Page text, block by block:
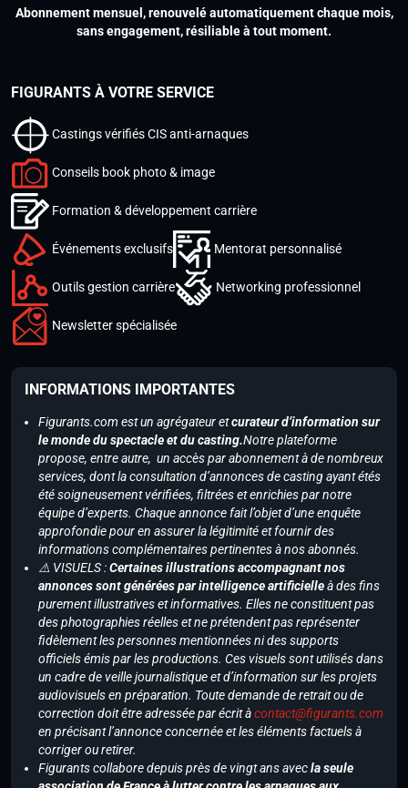
Abonnement mensuel, renouvelé automatiquement chaque mois,
sans engagement, résiliable à tout moment.
FIGURANTS À VOTRE SERVICE
Castings vérifiés CIS anti-arnaques
Conseils book photo & image
Formation & développement carrière
Événements exclusifs Mentorat personnalisé
Outils gestion carrière Networking professionnel
Newsletter spécialisée
INFORMATIONS IMPORTANTES
Figurants.com est un agrégateur etcurateur d’information sur
le monde du spectacle et du casting.Notre plateforme
propose, entre autre, un accès par abonnement à de nombreux
services, dont la consultation d’annonces de casting ayant étés
été soigneusement vérifiées, filtrées et enrichies par notre
équipe d’experts. Chaque annonce fait l’objet d’une enquête
approfondie pour en assurer la légitimité et fournir des
informations complémentaires pertinentes à nos abonnés.
⚠️ VISUELS :Certaines illustrations accompagnant nos
annonces sont générées par intelligence artificielleà des fins
purement illustratives et informatives. Elles ne constituent pas
des photographies réelles et ne prétendent pas représenter
fidèlement les personnes mentionnées ni des supports
officiels émis par les productions. Ces visuels sont utilisés dans
un cadre de veille journalistique et d’information sur les projets
audiovisuels en préparation. Toute demande de retrait ou de
correction doit être adressée par écrit àcontact@figurants.com
en précisant l’annonce concernée et les éléments factuels à
corriger ou retirer.
Figurants collabore depuis près de vingt ans avecla seule